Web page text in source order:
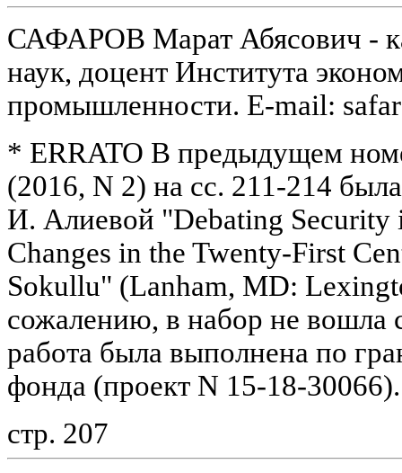
САФАРОВ Марат Абясович -
наук, доцент Института
промышленности. E-mail:
* ERRATO В предыдущем
(2016, N 2) на сс. 211-214
И. Алиевой "Debating Security
Changes in the Twenty-First
Sokullu" (Lanham, MD:
сожалению, в набор не вошла
работа была выполнена по
фонда (проект N 15-18-30066).
стр. 207